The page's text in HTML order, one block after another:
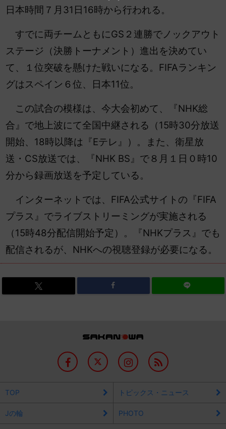
日本時間７月31日16時から行われる。
すでに両チームともにGS２連勝でノックアウト
ステージ（決勝トーナメント）進出を決めてい
て、１位突破を懸けた戦いになる。FIFAランキン
グはスペイン６位、日本11位。
この試合の模様は、今大会初めて、『NHK総
合』で地上波にて全国中継される（15時30分放送
開始、18時以降は『Eテレ』）。また、衛星放
送・CS放送では、『NHK BS』で８月１日０時10
分から録画放送を予定している。
インターネットでは、FIFA公式サイトの『FIFA
プラス』でライブストリーミングが実施される
（15時48分配信開始予定）。『NHKプラス』でも
配信されるが、NHKへの視聴登録が必要になる。
TOP トピックス・ニュース
Jの輪 PHOTO